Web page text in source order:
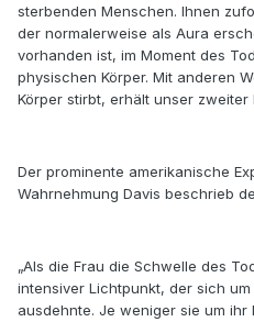
sterbenden Menschen. Ihnen
der normalerweise als Aura
vorhanden ist, im Moment des
physischen Körper. Mit anderen
Körper stirbt, erhält unser zweiter
Der prominente amerikanische
Wahrnehmung Davis beschrieb
„Als die Frau die Schwelle des
intensiver Lichtpunkt, der sich
ausdehnte. Je weniger sie um